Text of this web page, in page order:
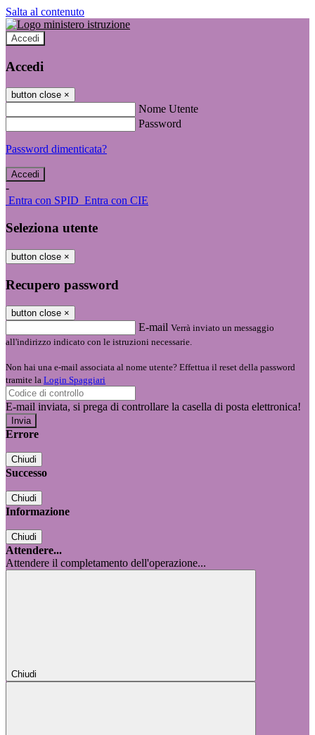
Salta al contenuto
Accedi
Accedi
button close ×
Nome Utente
Password
Password dimenticata?
-
Entra con SPID Entra con CIE
Seleziona utente
button close ×
Recupero password
button close ×
E-mail Verrà inviato un messaggio
all'indirizzo indicato con le istruzioni necessarie.
Non hai una e-mail associata al nome utente? Effettua il reset della password
tramite la Login Spaggiari
E-mail inviata, si prega di controllare la casella di posta elettronica!
Errore
Chiudi
Successo
Chiudi
Informazione
Chiudi
Attendere...
Attendere il completamento dell'operazione...
Chiudi